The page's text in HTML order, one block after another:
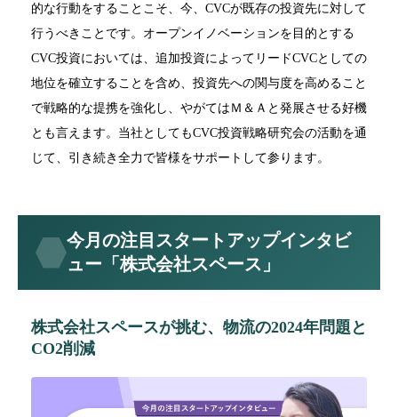
的な行動をすることこそ、今、CVCが既存の投資先に対して
行うべきことです。オープンイノベーションを目的とする
CVC投資においては、追加投資によってリードCVCとしての
地位を確立することを含め、投資先への関与度を高めること
で戦略的な提携を強化し、やがてはＭ＆Ａと発展させる好機
とも言えます。当社としてもCVC投資戦略研究会の活動を通
じて、引き続き全力で皆様をサポートして参ります。
今月の注目スタートアップインタビ
ュー「株式会社スペース」
株式会社スペースが挑む、物流の2024年問題と
CO2削減